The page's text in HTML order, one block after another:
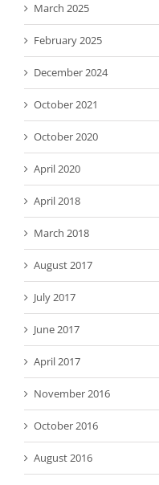
March 2025
February 2025
December 2024
October 2021
October 2020
April 2020
April 2018
March 2018
August 2017
July 2017
June 2017
April 2017
November 2016
October 2016
August 2016